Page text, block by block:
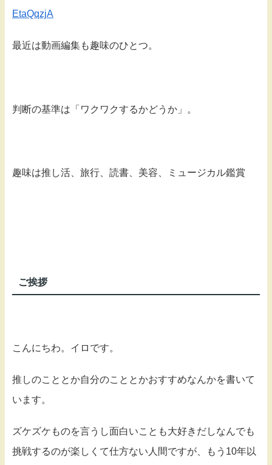
EtaQqzjA
最近は動画編集も趣味のひとつ。
判断の基準は「ワクワクするかどうか」。
趣味は推し活、旅行、読書、美容、ミュージカル鑑賞
ご挨拶
こんにちわ。イロです。
推しのこととか自分のこととかおすすめなんかを書いて
います。
ズケズケものを言うし面白いことも大好きだしなんでも
挑戦するのが楽しくて仕方ない人間ですが、もう10年以